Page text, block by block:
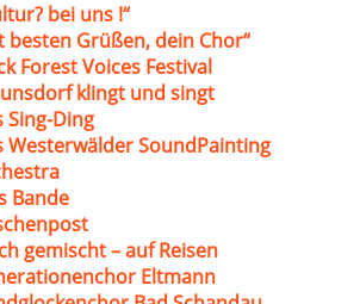
bei uns !“
besten Grüßen, dein Chor“
Forest Voices Festival
klingt und singt
Sing-Ding
Westerwälder SoundPainting
Bande
gemischt – auf Reisen
Eltmann